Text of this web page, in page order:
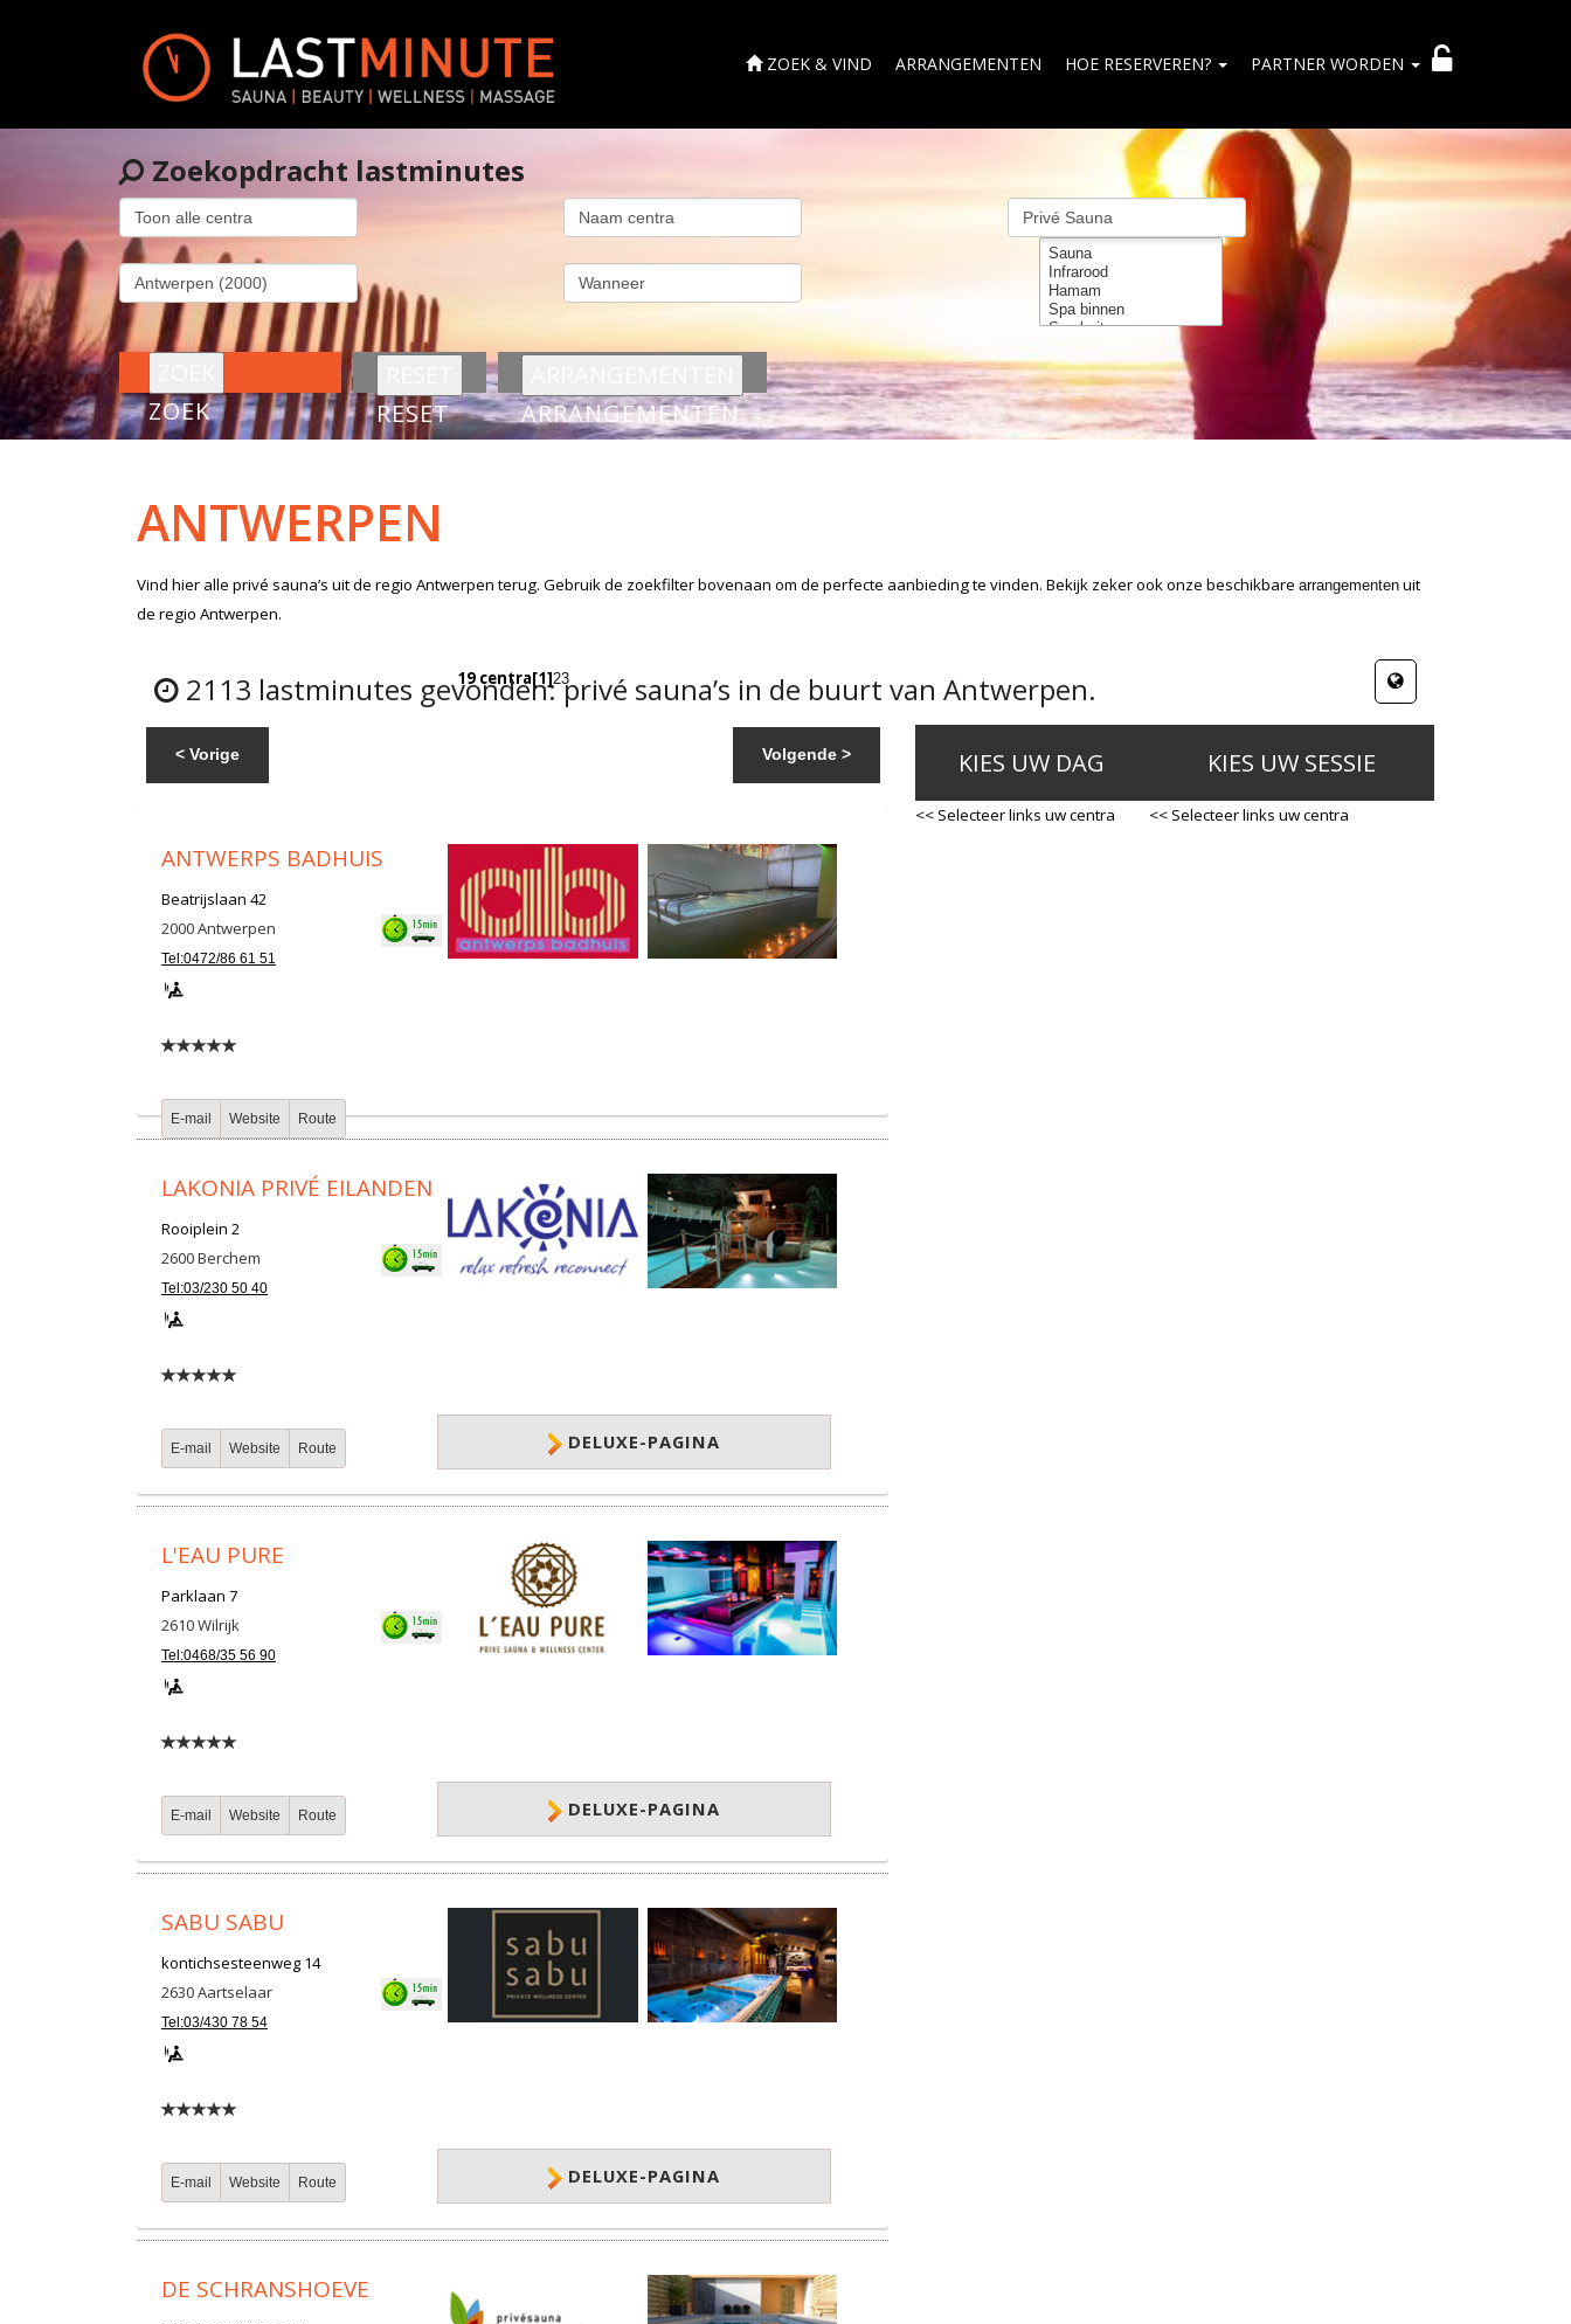
ZOEK & VIND ARRANGEMENTEN HOE RESERVEREN? PARTNER WORDEN
Zoekopdracht lastminutes
ZOEK RESET ARRANGEMENTEN
ANTWERPEN
Vind hier alle privé sauna’s uit de regio Antwerpenterug. Gebruik de zoekfilter bovenaan om de perfecte aanbieding te vinden. Bekijk zeker ook onze beschikbare arrangementen uit
de regio Antwerpen.
2113 lastminutes gevonden: privé sauna’s in de buurt van Antwerpen.
< Vorige Volgende >
19 centra[1]23
ANTWERPS BADHUIS
Beatrijslaan 42
2000Antwerpen
Tel:0472/86 61 51
E-mail Website Route
LAKONIA PRIVÉ EILANDEN
Rooiplein 2
2600Berchem
Tel:03/230 50 40
E-mail Website Route DELUXE-PAGINA
L'EAU PURE
Parklaan 7
2610Wilrijk
Tel:0468/35 56 90
E-mail Website Route DELUXE-PAGINA
SABU SABU
kontichsesteenweg 14
2630Aartselaar
Tel:03/430 78 54
E-mail Website Route DELUXE-PAGINA
DE SCHRANSHOEVE
KIES UW DAG
<< Selecteer links uw centra
KIES UW SESSIE
<< Selecteer links uw centra